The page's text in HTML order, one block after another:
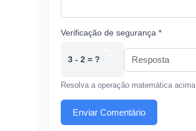
Verificação de segurança *
3 - 2 = ?
Resolva a operação matemática acima
Enviar Comentário